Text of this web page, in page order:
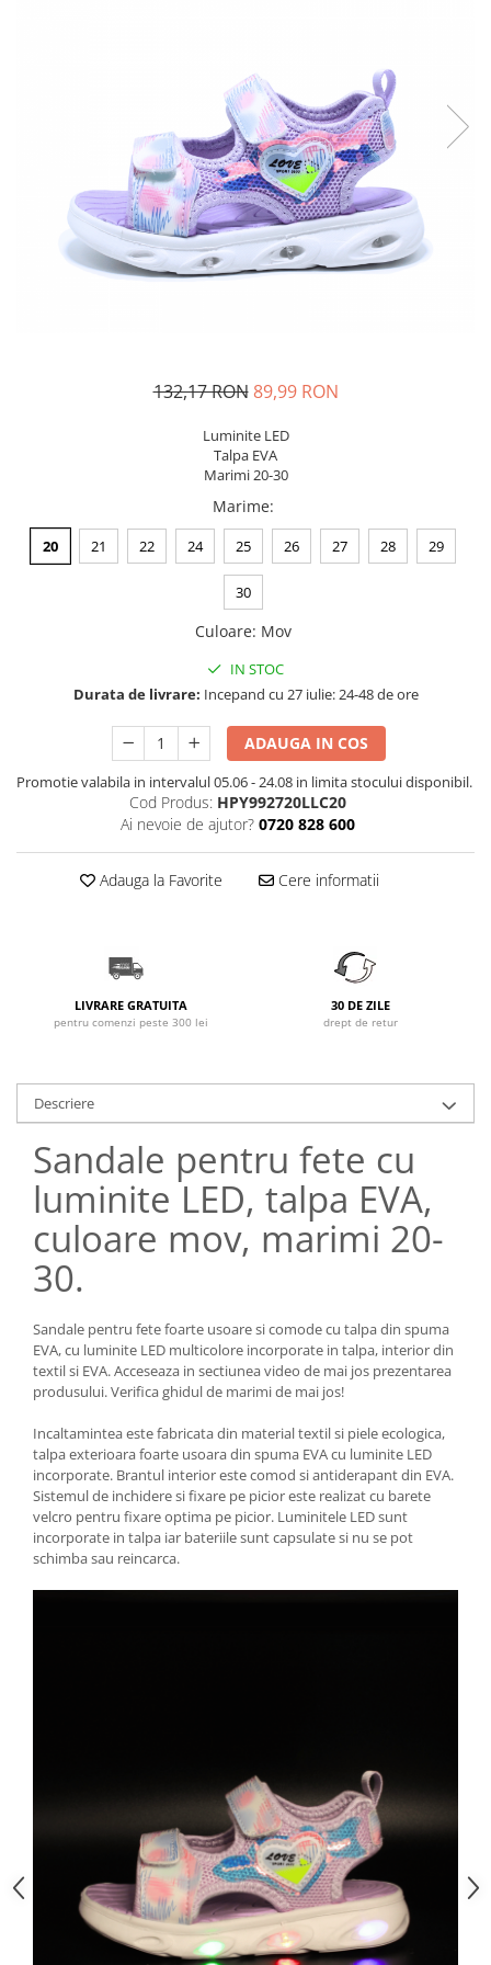
132,17 RON 89,99 RON
Luminite LED
Talpa EVA
Marimi 20-30
Marime:
20 21 22 24 25 26 27 28 29
30
Culoare: Mov
IN STOC
Durata de livrare: Incepand cu 27 iulie: 24-48 de ore
ADAUGA IN COS
Promotie valabila in intervalul 05.06 - 24.08 in limita stocului disponibil.
Cod Produs: HPY992720LLC20
Ai nevoie de ajutor? 0720 828 600
Adauga la Favorite Cere informatii
LIVRARE GRATUITA
pentru comenzi peste 300 lei
30 DE ZILE
drept de retur
Descriere
Sandale pentru fete cu
luminite LED, talpa EVA,
culoare mov, marimi 20-
30.
Sandale pentru fete foarte usoare si comode cu talpa din spuma
EVA, cu luminite LED multicolore incorporate in talpa, interior din
textil si EVA. Acceseaza in sectiunea video de mai jos prezentarea
produsului. Verifica ghidul de marimi de mai jos!
Incaltamintea este fabricata din material textil si piele ecologica,
talpa exterioara foarte usoara din spuma EVA cu luminite LED
incorporate. Brantul interior este comod si antiderapant din EVA.
Sistemul de inchidere si fixare pe picior este realizat cu barete
velcro pentru fixare optima pe picior. Luminitele LED sunt
incorporate in talpa iar bateriile sunt capsulate si nu se pot
schimba sau reincarca.